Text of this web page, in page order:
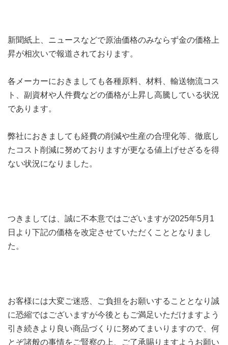
新聞紙上、ニュースなどで原油価格のみならず金の価格上
昇が相次いで報道されております。
各メーカーにおきましても各種原料、材料、輸送物流コス
ト、副資材や人件費などの価格が上昇し高騰している状況
であります。
弊社におきましても経費の削減や生産の合理化等、徹底し
たコスト削減に努めておりますが更なる値上げせざるを得
ない状況になりました。
つきましては、誠に不本意ではございますが2025年5月1
日 より下記の価格を改定させていただくこととなりまし
た。
お客様には大変ご迷惑、ご負担をお願いすることとなり誠
に恐縮ではございますが今後ともご満足いただけますよう
引き続きより良い商品づくりに努めてまいりますので、何
とぞ諸般の事情をご賢察の上、ご了承賜りますようお願い